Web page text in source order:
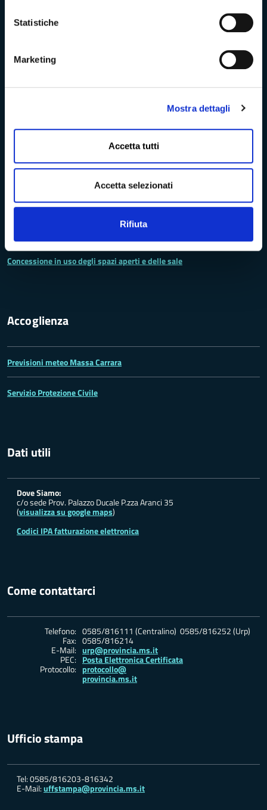
Statistiche
Marketing
Mostra dettagli
Accetta tutti
Accetta selezionati
Rifiuta
Ufficio Relazioni con il Pubblico
Archivio elezioni provinciali
Codici IPA - Fatturazione elettronica
Concessione in uso degli spazi aperti e delle sale
Accoglienza
Previsioni meteo Massa Carrara
Servizio Protezione Civile
Dati utili
Dove Siamo:
c/o sede Prov. Palazzo Ducale P.zza Aranci 35
(visualizza su google maps)
Codici IPA fatturazione elettronica
Come contattarci
Telefono: 0585/816111 (Centralino) 0585/816252 (Urp)
Fax: 0585/816214
E-Mail: urp@provincia.ms.it
PEC: Posta Elettronica Certificata
Protocollo: protocollo@
provincia.ms.it
Ufficio stampa
Tel: 0585/816203-816342
E-Mail:uffstampa@provincia.ms.it